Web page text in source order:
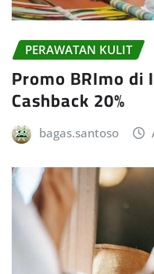
PERAWATAN KULIT
Promo BRImo di
Cashback 20%
bagas.santoso